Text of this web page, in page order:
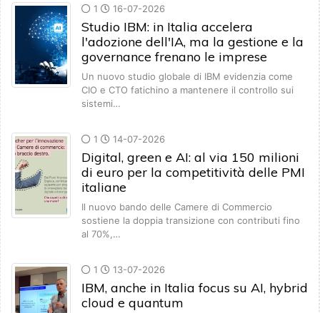
1 16-07-2026
Studio IBM: in Italia accelera
l'adozione dell'IA, ma la gestione e la
governance frenano le imprese
Un nuovo studio globale di IBM evidenzia come
CIO e CTO fatichino a mantenere il controllo sui
sistemi…
1 14-07-2026
Digital, green e AI: al via 150 milioni
di euro per la competitività delle PMI
italiane
Il nuovo bando delle Camere di Commercio
sostiene la doppia transizione con contributi fino
al 70%,…
1 13-07-2026
IBM, anche in Italia focus su AI, hybrid
cloud e quantum